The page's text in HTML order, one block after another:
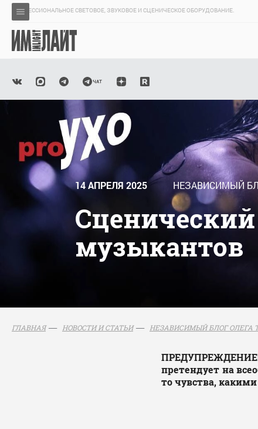
ПРОФЕССИОНАЛЬНОЕ СВЕТОВОЕ, ЗВУКОВОЕ И СЦЕНИЧЕСКОЕ ОБОРУДОВАНИЕ.
14 АПРЕЛЯ 2025 НЕЗАВИСИМЫЙ
музыкантов
ГЛАВНАЯ НОВОСТИ И СТАТЬИ НЕЗАВИСИМЫЙ БЛОГ ОЛЕГА
ПРЕДУПРЕЖДЕНИЕ!
претендует на
то чувства,